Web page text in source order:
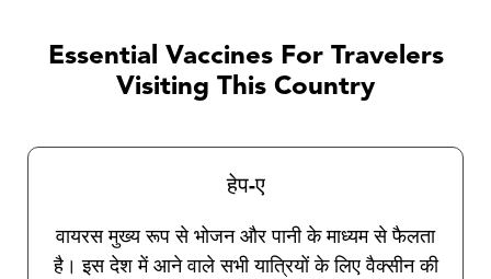
के लिए सावधानी बरतें क्योंकि वर्तमान में इन बीमारियों के
खिलाफ कोई टीका उपलब्ध नहीं है। हमारे यात्रा स्वास्थ्य
चिकित्सक आपको सामान्य सुरक्षा उपायों और कीट विकर्षक
Essential Vaccines For Travelers
Visiting This Country
हेप-ए
वायरस मुख्य रूप से भोजन और पानी के माध्यम से फैलता
है। इस देश में आने वाले सभी यात्रियों के लिए वैक्सीन की